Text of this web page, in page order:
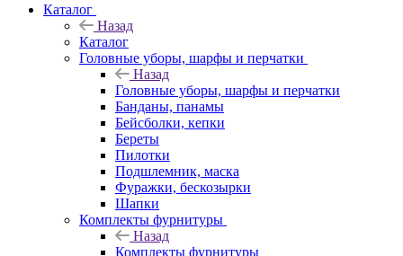
Каталог
Назад
Каталог
Головные уборы, шарфы и перчатки
Назад
Головные уборы, шарфы и перчатки
Банданы, панамы
Бейсболки, кепки
Береты
Пилотки
Подшлемник, маска
Фуражки, бескозырки
Шапки
Комплекты фурнитуры
Назад
Комплекты фурнитуры